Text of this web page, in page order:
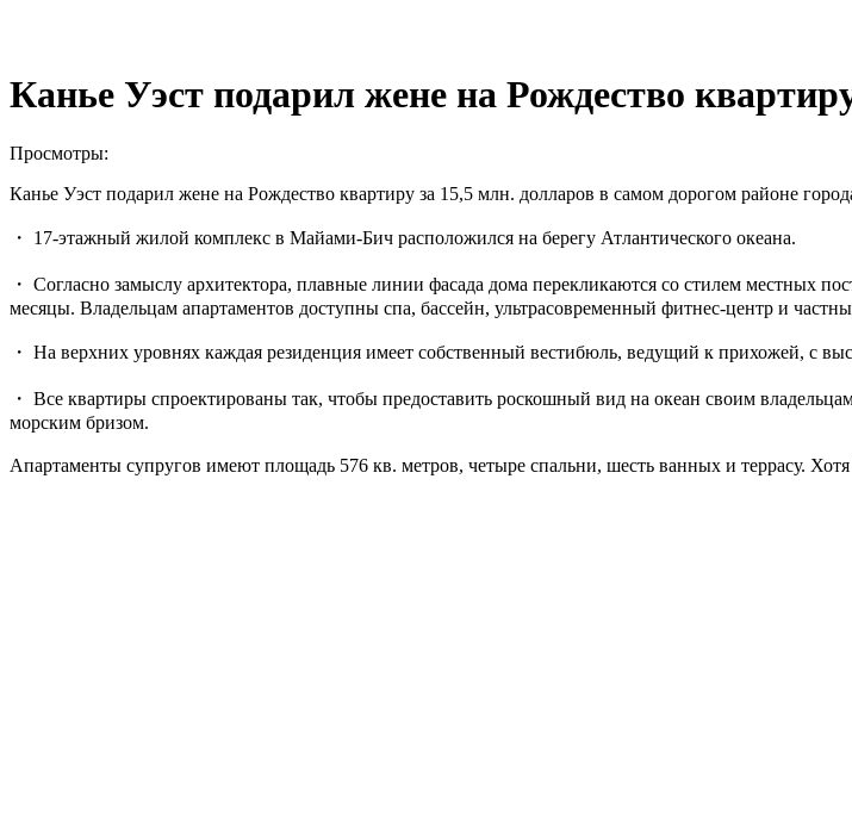
Канье Уэст подарил жене на Рождество
Просмотры:
Канье Уэст подарил жене на Рождество квартиру за 15,5 млн. долларов в самом дорогом районе
・ 17-этажный жилой комплекс в Майами-Бич расположился на берегу Атлантического океана.
・ Согласно замыслу архитектора, плавные линии фасада дома перекликаются со стилем местных
месяцы. Владельцам апартаментов доступны спа, бассейн, ультрасовременный фитнес-центр и
・ На верхних уровнях каждая резиденция имеет собственный вестибюль, ведущий к прихожей, с
・ Все квартиры спроектированы так, чтобы предоставить роскошный вид на океан своим
морским бризом.
Апартаменты супругов имеют площадь 576 кв. метров, четыре спальни, шесть ванных и террасу.